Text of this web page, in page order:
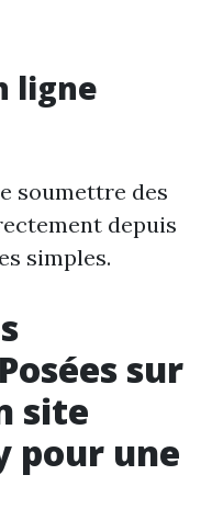
ligne
soumettre des
depuis
simples.
sur
site
pour une